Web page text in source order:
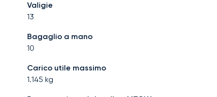
Valigie
13
Bagaglio a mano
10
Carico utile massimo
1.145 kg